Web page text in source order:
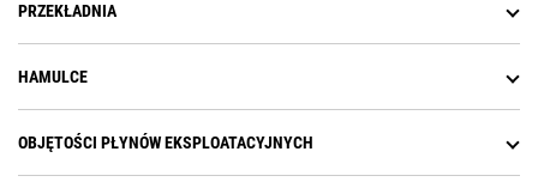
PRZEKŁADNIA
HAMULCE
OBJĘTOŚCI PŁYNÓW EKSPLOATACYJNYCH